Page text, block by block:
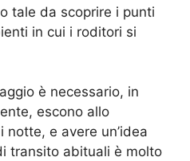
tale da scoprire i punti
in cui i roditori si
è necessario, in
escono allo
e avere un’idea
transito abituali è molto